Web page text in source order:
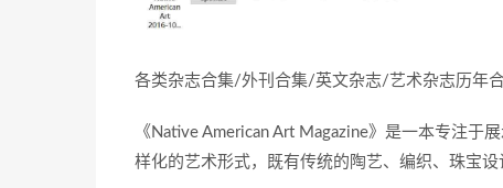
各类杂志合集/外刊合集/英文杂志/艺术杂志历年合
《Native American Art Magazine》是一本专注于
样化的艺术形式，既有传统的陶艺、编织、珠宝